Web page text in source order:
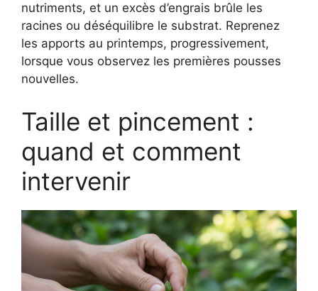
nutriments, et un excès d’engrais brûle les
racines ou déséquilibre le substrat. Reprenez
les apports au printemps, progressivement,
lorsque vous observez les premières pousses
nouvelles.
Taille et pincement :
quand et comment
intervenir